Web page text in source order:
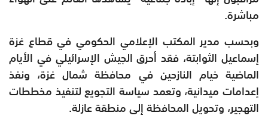
مباشرة.
وبحسب مدير المكتب الإعلامي الحكومي في قطاع غزة
إسماعيل الثوابتة، فقد أحرق الجيش الإسرائيلي في الأيام
الماضية خيام النازحين في محافظة شمال غزة، ونفذ
إعدامات ميدانية، وتعمد سياسة التجويع لتنفيذ مخططات
التهجير، وتحويل المحافظة إلى منطقة عازلة.